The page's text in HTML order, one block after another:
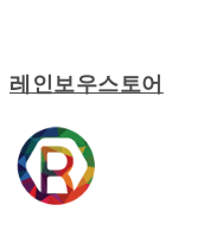
레인보우스토어